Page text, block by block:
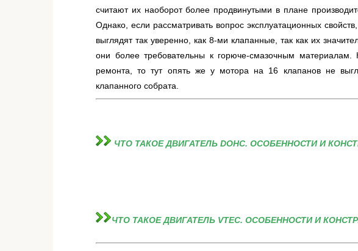
считают их наоборот более продвинутыми в плане
Однако, если рассматривать вопрос эксплуатационных
выглядят так уверенно, как 8-ми клапанные, так как их
они более требовательны к горюче-смазочным
ремонта, то тут опять же у мотора на 16 клапанов не
клапанного собрата.
ЧТО ТАКОЕ ДВИГАТЕЛЬ DOHC. ОСОБЕННОСТИ И
ЧТО ТАКОЕ ДВИГАТЕЛЬ VTEC. ОСОБЕННОСТИ И